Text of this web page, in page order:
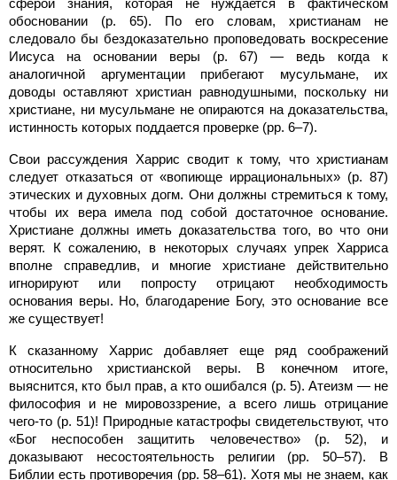
обосновании (p. 65). По его словам, христианам не
следовало бы бездоказательно проповедовать воскресение
Иисуса на основании веры (p. 67) — ведь когда к
аналогичной аргументации прибегают мусульмане, их
доводы оставляют христиан равнодушными, поскольку ни
христиане, ни мусульмане не опираются на доказательства,
истинность которых поддается проверке (pp. 6–7).
Свои рассуждения Харрис сводит к тому, что христианам
следует отказаться от «вопиюще иррациональных» (p. 87)
этических и духовных догм. Они должны стремиться к тому,
чтобы их вера имела под собой достаточное основание.
Христиане должны иметь доказательства того, во что они
верят. К сожалению, в некоторых случаях упрек Харриса
вполне справедлив, и многие христиане действительно
игнорируют или попросту отрицают необходимость
основания веры. Но, благодарение Богу, это основание все
же существует!
К сказанному Харрис добавляет еще ряд соображений
относительно христианской веры. В конечном итоге,
выяснится, кто был прав, а кто ошибался (p. 5). Атеизм — не
философия и не мировоззрение, а всего лишь отрицание
чего-то (p. 51)! Природные катастрофы свидетельствуют, что
«Бог неспособен защитить человечество» (p. 52), и
доказывают несостоятельность религии (pp. 50–57). В
Библии есть противоречия (pp. 58–61). Хотя мы не знаем, как